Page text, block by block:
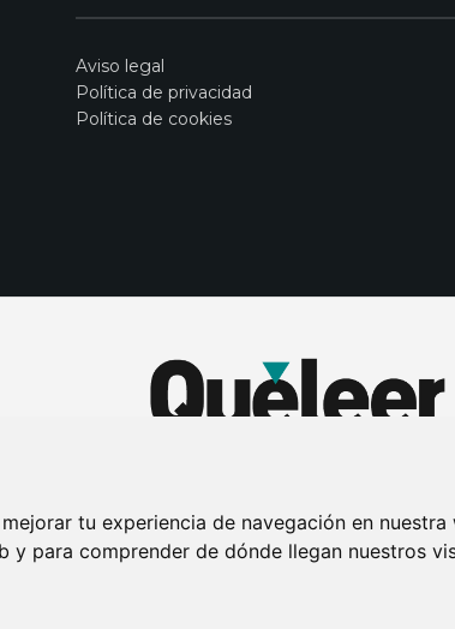
tu experiencia de navegación en
y para comprender de dónde llegan nuestros
Aviso legal
Política de privacidad
Política de cookies
DE PRIVACIDAD PUBLICIDAD EN LA REVISTA QUÉ LEER